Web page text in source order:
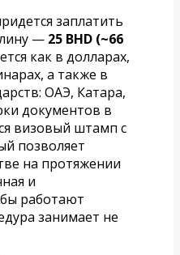
заплатить
— 25 BHD (~66
как в долларах,
а также в
ОАЭ, Катара,
документов в
визовый штамп с
позволяет
на протяжении
и
работают
занимает не